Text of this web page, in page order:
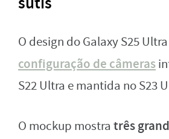
O design do Galaxy S25
configuração de câmeras
S22 Ultra e mantida no S23
O mockup mostra três